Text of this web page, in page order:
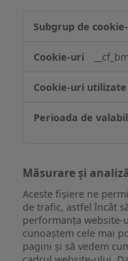
Asigurarea
funcționalităților
website-
ului
__cf_bm
Măsurare și
Aceste fișiere ne
de trafic, astfel încât
performanța website-
cunoaștem cele mai
pagini și să vedem